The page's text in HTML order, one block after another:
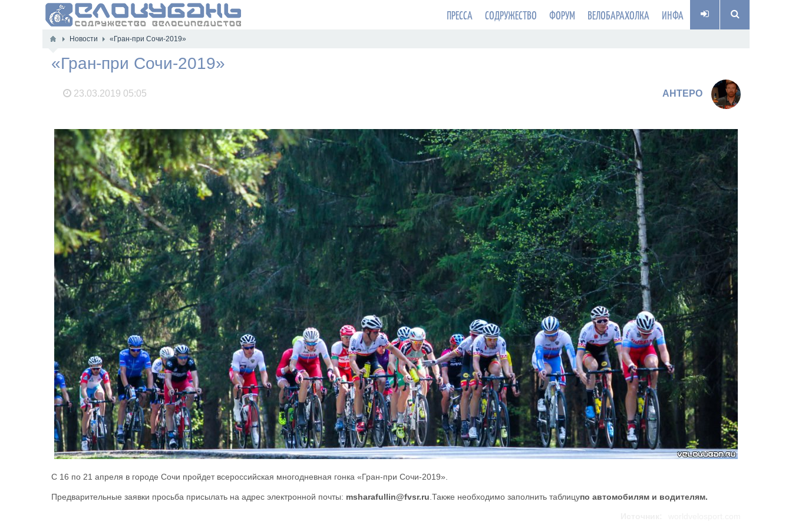
ПРЕССА СОДРУЖЕСТВО ФОРУМ ВЕЛОБАРАХОЛКА ИНФА
Новости «Гран-при Сочи-2019»
«Гран-при Сочи-2019»
23.03.2019 05:05 AHTEPO
С 16 по 21 апреля в городе Сочи пройдет всероссийская многодневная гонка «Гран-при Сочи-2019».
Предварительные заявки просьба присылать на адрес электронной почты: msharafullin@fvsr.ru .Также необходимо заполнить таблицупо автомобилям и водителям.